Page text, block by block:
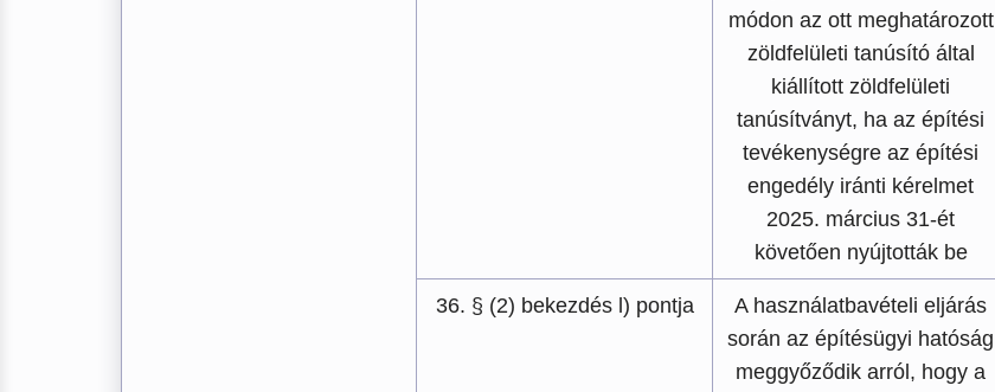
módon az ott meghatározott
zöldfelületi tanúsító által
kiállított zöldfelületi
tanúsítványt, ha az építési
tevékenységre az építési
engedély iránti kérelmet
2025. március 31-ét
követően nyújtották be
36. § (2) bekezdés l) pontja
A használatbavételi eljárás
során az építésügyi hatóság
meggyőződik arról, hogy a